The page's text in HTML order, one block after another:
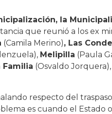
la
que reunió a los ex
(Camila Merino), Las
Melipilla (Paula
Familia (Osvaldo Jorquera),
respecto del
es cuando el Estado